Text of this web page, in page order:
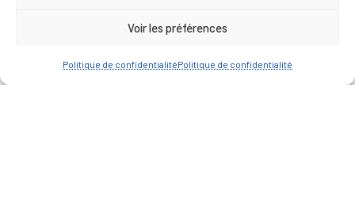
Voir les préférences
Politique de confidentialitéPolitique de confidentialité